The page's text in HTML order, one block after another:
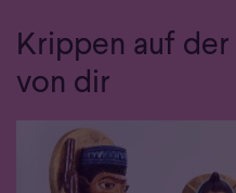
Krippen auf
von dir